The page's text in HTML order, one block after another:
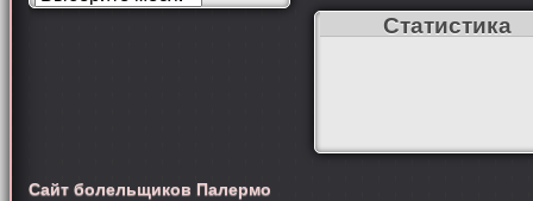
Статистика
Сайт болельщиков Палермо